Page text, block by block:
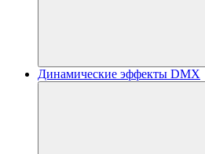
Динамические эффекты DMX